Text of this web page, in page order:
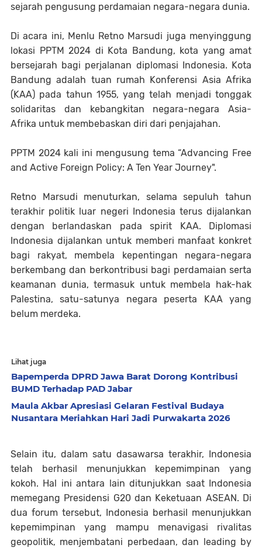
sejarah pengusung perdamaian negara-negara dunia.
Di acara ini, Menlu Retno Marsudi juga menyinggung
lokasi PPTM 2024 di Kota Bandung, kota yang amat
bersejarah bagi perjalanan diplomasi Indonesia. Kota
Bandung adalah tuan rumah Konferensi Asia Afrika
(KAA) pada tahun 1955, yang telah menjadi tonggak
solidaritas dan kebangkitan negara-negara Asia-
Afrika untuk membebaskan diri dari penjajahan.
PPTM 2024 kali ini mengusung tema “Advancing Free
and Active Foreign Policy: A Ten Year Journey".
Retno Marsudi menuturkan, selama sepuluh tahun
terakhir politik luar negeri Indonesia terus dijalankan
dengan berlandaskan pada spirit KAA. Diplomasi
Indonesia dijalankan untuk memberi manfaat konkret
bagi rakyat, membela kepentingan negara-negara
berkembang dan berkontribusi bagi perdamaian serta
keamanan dunia, termasuk untuk membela hak-hak
Palestina, satu-satunya negara peserta KAA yang
belum merdeka.
Lihat juga
Bapemperda DPRD Jawa Barat Dorong Kontribusi
BUMD Terhadap PAD Jabar
Maula Akbar Apresiasi Gelaran Festival Budaya
Nusantara Meriahkan Hari Jadi Purwakarta 2026
Selain itu, dalam satu dasawarsa terakhir, Indonesia
telah berhasil menunjukkan kepemimpinan yang
kokoh. Hal ini antara lain ditunjukkan saat Indonesia
memegang Presidensi G20 dan Keketuaan ASEAN. Di
dua forum tersebut, Indonesia berhasil menunjukkan
kepemimpinan yang mampu menavigasi rivalitas
geopolitik, menjembatani perbedaan, dan leading by